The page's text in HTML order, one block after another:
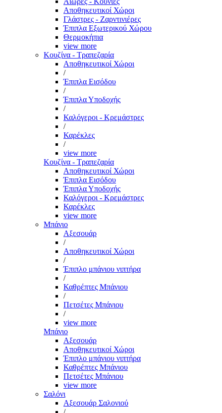
Αποθηκευτικοί Χώροι
Γλάστρες - Ζαρντινιέρες
Έπιπλα Εξωτερικού Χώρου
Θερμοκήπια
view more
Κουζίνα - Τραπεζαρία
Αποθηκευτικοί Χώροι
/
Έπιπλα Εισόδου
/
Έπιπλα Υποδοχής
/
Καλόγεροι - Κρεμάστρες
/
Καρέκλες
/
view more
Κουζίνα - Τραπεζαρία
Αποθηκευτικοί Χώροι
Έπιπλα Εισόδου
Έπιπλα Υποδοχής
Καλόγεροι - Κρεμάστρες
Καρέκλες
view more
Μπάνιο
Αξεσουάρ
/
Αποθηκευτικοί Χώροι
/
Έπιπλο μπάνιου νιπτήρα
/
Καθρέπτες Μπάνιου
/
Πετσέτες Μπάνιου
/
view more
Μπάνιο
Αξεσουάρ
Αποθηκευτικοί Χώροι
Έπιπλο μπάνιου νιπτήρα
Καθρέπτες Μπάνιου
Πετσέτες Μπάνιου
view more
Σαλόνι
Αξεσουάρ Σαλονιού